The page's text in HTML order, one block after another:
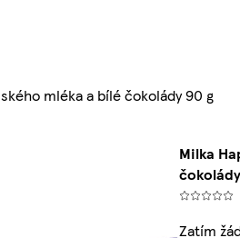
mléka a bílé čokolády 90 g
Milka
Zatím